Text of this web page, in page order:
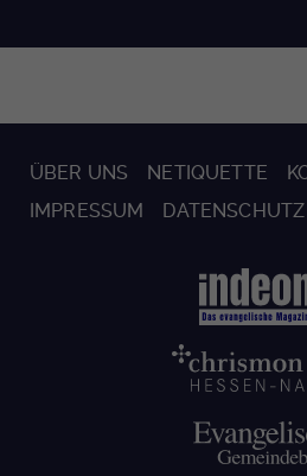
ÜBER UNS NETIQUETTE
IMPRESSUM
DATENSCHUTZ